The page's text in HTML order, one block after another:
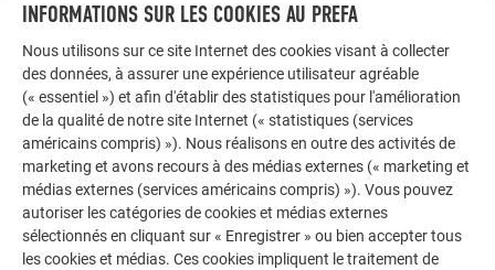
CHANGEMENT D'UN SIDING ENDOMMAGÉ |
RIVETÉ
Dans cette vidéo, tu apprendras comment remplacer étape
INFORMATIONS SUR LES COOKIES AU PREFA
Nous utilisons sur ce site Internet des cookies visant à collecter
des données, à assurer une expérience utilisateur agréable
(« essentiel ») et afin d'établir des statistiques pour l'amélioration
de la qualité de notre site Internet (« statistiques (services
américains compris) »). Nous réalisons en outre des activités de
marketing et avons recours à des médias externes (« marketing et
médias externes (services américains compris) »). Vous pouvez
autoriser les catégories de cookies et médias externes
sélectionnés en cliquant sur « Enregistrer » ou bien accepter tous
les cookies et médias. Ces cookies impliquent le traitement de